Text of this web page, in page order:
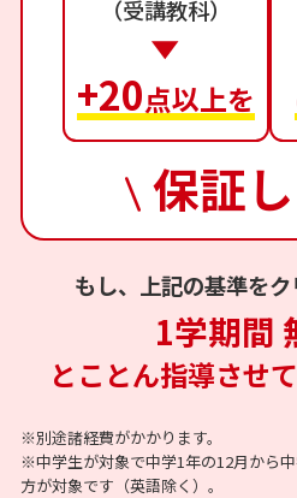
（受講教科）
+20点以上を
保証
もし、上記の基準を
1学期間
とことん指導させ
※別途諸経費がかかります。
※中学生が対象で中学1年の12月から
方が対象です（英語除く）。